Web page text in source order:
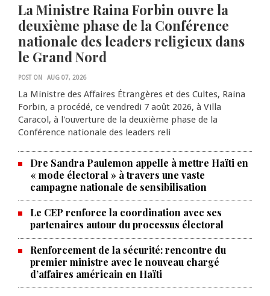
La Ministre Raina Forbin ouvre la
deuxième phase de la Conférence
nationale des leaders religieux dans
le Grand Nord
POST ON AUG 07, 2026
La Ministre des Affaires Étrangères et des Cultes, Raina
Forbin, a procédé, ce vendredi 7 août 2026, à Villa
Caracol, à l'ouverture de la deuxième phase de la
Conférence nationale des leaders reli
Dre Sandra Paulemon appelle à mettre Haïti en
« mode électoral » à travers une vaste
campagne nationale de sensibilisation
Le CEP renforce la coordination avec ses
partenaires autour du processus électoral
Renforcement de la sécurité: rencontre du
premier ministre avec le nouveau chargé
d’affaires américain en Haïti
La Chambre de commerce et de
l'industrie haïtiano-africaine
annonce des activités pour